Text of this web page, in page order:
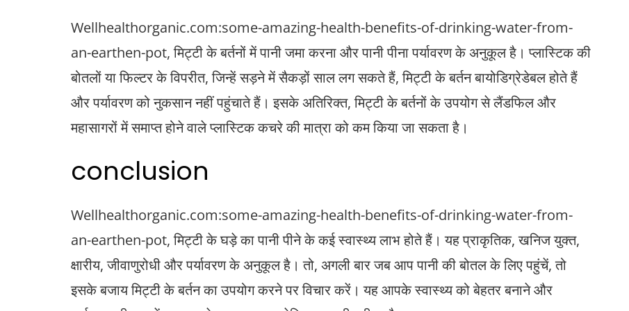
Wellhealthorganic.com:some-amazing-health-benefits-of-drinking-water-from-
an-earthen-pot, मिट्टी के बर्तनों में पानी जमा करना और पानी पीना पर्यावरण के अनुकूल है। प्लास्टिक की
बोतलों या फिल्टर के विपरीत, जिन्हें सड़ने में सैकड़ों साल लग सकते हैं, मिट्टी के बर्तन बायोडिग्रेडेबल होते हैं
और पर्यावरण को नुकसान नहीं पहुंचाते हैं। इसके अतिरिक्त, मिट्टी के बर्तनों के उपयोग से लैंडफिल और
महासागरों में समाप्त होने वाले प्लास्टिक कचरे की मात्रा को कम किया जा सकता है।
conclusion
Wellhealthorganic.com:some-amazing-health-benefits-of-drinking-water-from-
an-earthen-pot, मिट्टी के घड़े का पानी पीने के कई स्वास्थ्य लाभ होते हैं। यह प्राकृतिक, खनिज युक्त,
क्षारीय, जीवाणुरोधी और पर्यावरण के अनुकूल है। तो, अगली बार जब आप पानी की बोतल के लिए पहुंचें, तो
इसके बजाय मिट्टी के बर्तन का उपयोग करने पर विचार करें। यह आपके स्वास्थ्य को बेहतर बनाने और